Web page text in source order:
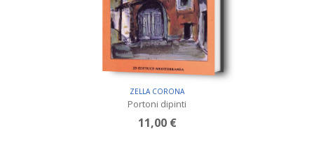
ZELLA CORONA
Portoni dipinti
11,00 €